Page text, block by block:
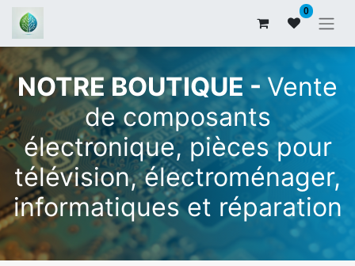
0
NOTRE BOUTIQUE -Vente
de composants
électronique, pièces pour
télévision, électroménager,
informatiques et réparation